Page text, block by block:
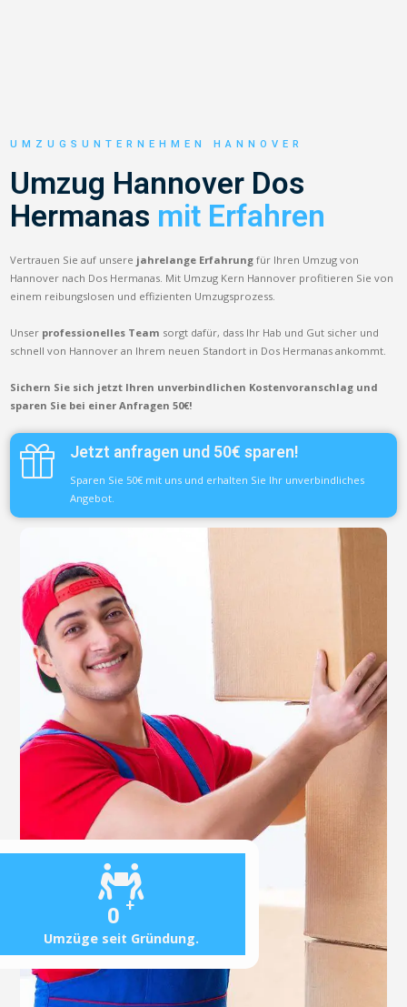
0 +
Umzüge seit Gründung.
UMZUGSUNTERNEHMEN HANNOVER
Umzug Hannover Dos
Hermanas mit Erfahren
Vertrauen Sie auf unsere jahrelange Erfahrung für Ihren Umzug von
Hannover nach Dos Hermanas. Mit Umzug Kern Hannover profitieren Sie von
einem reibungslosen und effizienten Umzugsprozess.
Unser professionelles Team sorgt dafür, dass Ihr Hab und Gut sicher und
schnell von Hannover an Ihrem neuen Standort in Dos Hermanas ankommt.
Sichern Sie sich jetzt Ihren unverbindlichen Kostenvoranschlag und
sparen Sie bei einer Anfragen 50€!
Jetzt anfragen und 50€ sparen!
Sparen Sie 50€ mit uns und erhalten Sie Ihr unverbindliches
Angebot.